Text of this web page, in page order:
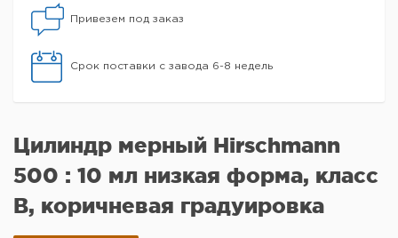
Привезем под заказ
Срок поставки с завода 6-8 недель
Цилиндр мерный Hirschmann
500 : 10 мл низкая форма, класс
B, коричневая градуировка